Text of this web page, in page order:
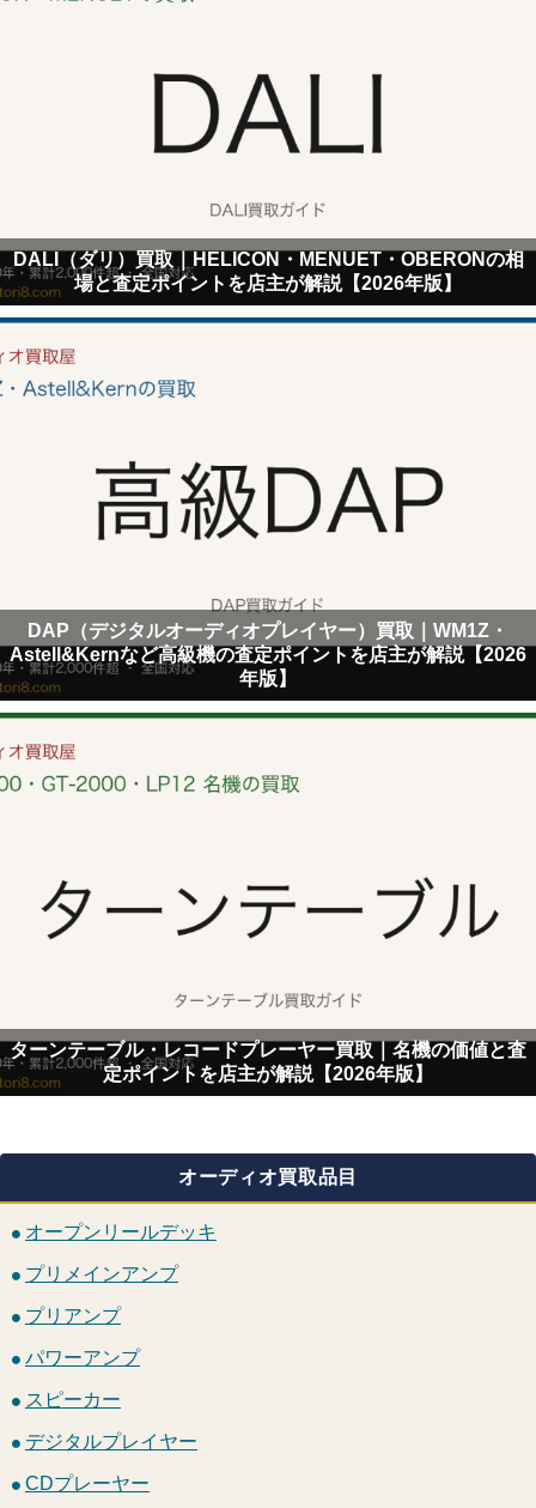
DALI（ダリ）買取｜HELICON・MENUET・OBERONの相
場と査定ポイントを店主が解説【2026年版】
DAP（デジタルオーディオプレイヤー）買取｜WM1Z・
Astell&Kernなど高級機の査定ポイントを店主が解説【2026
年版】
ターンテーブル・レコードプレーヤー買取｜名機の価値と査
定ポイントを店主が解説【2026年版】
オーディオ買取品目
オープンリールデッキ
プリメインアンプ
プリアンプ
パワーアンプ
スピーカー
デジタルプレイヤー
CDプレーヤー